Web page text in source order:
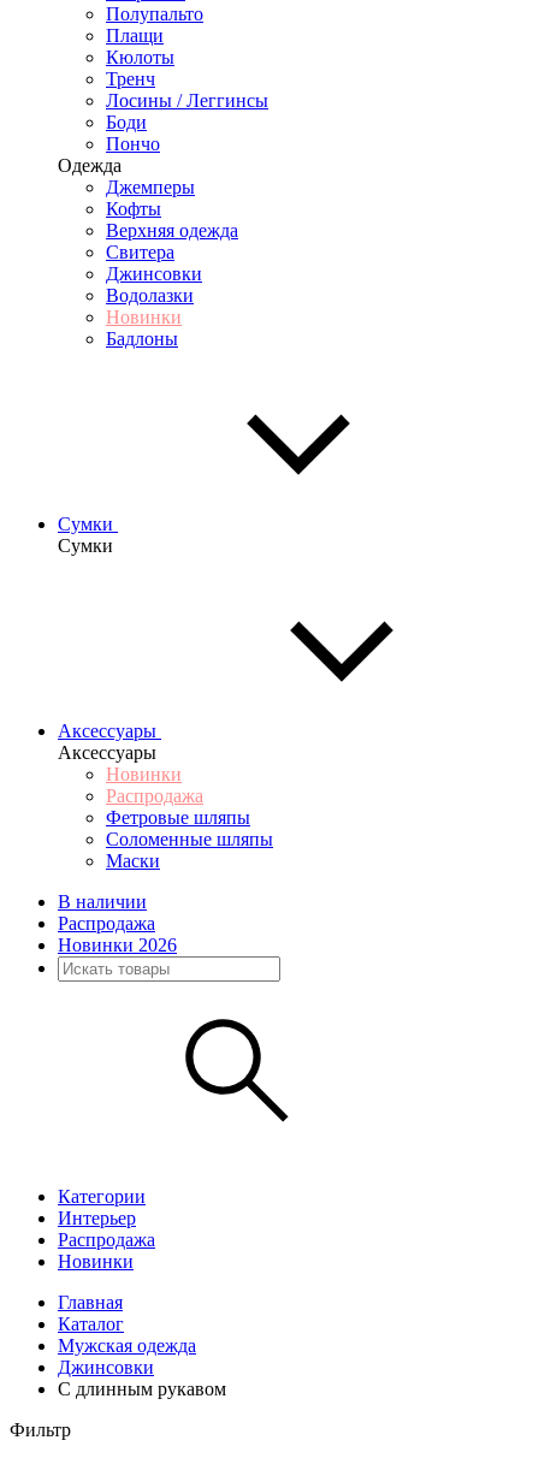
Полупальто
Плащи
Кюлоты
Тренч
Лосины / Леггинсы
Боди
Пончо
Одежда
Джемперы
Кофты
Верхняя одежда
Свитера
Джинсовки
Водолазки
Новинки
Бадлоны
Сумки
Сумки
Аксессуары
Аксессуары
Новинки
Распродажа
Фетровые шляпы
Соломенные шляпы
Маски
В наличии
Распродажа
Новинки 2026
Категории
Интерьер
Распродажа
Новинки
Главная
Каталог
Мужская одежда
Джинсовки
С длинным рукавом
Фильтр